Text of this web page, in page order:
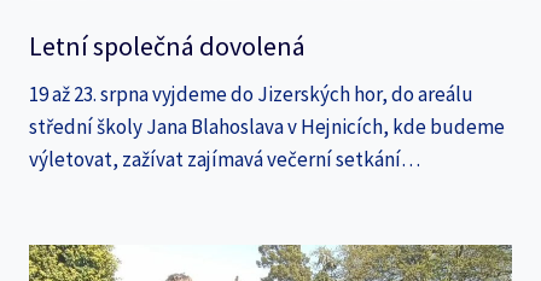
Letní společná dovolená
19 až 23. srpna vyjdeme do Jizerských hor, do areálu
střední školy Jana Blahoslava v Hejnicích, kde budeme
výletovat, zažívat zajímavá večerní setkání…